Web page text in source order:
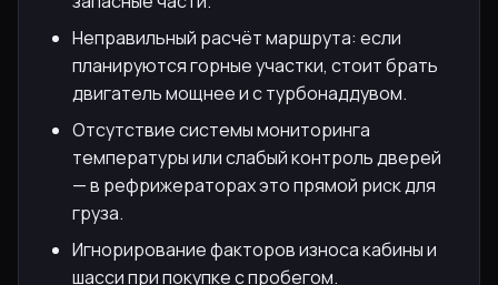
Неправильный расчёт маршрута: если
планируются горные участки, стоит брать
двигатель мощнее и с турбонаддувом.
Отсутствие системы мониторинга
температуры или слабый контроль дверей
— в рефрижераторах это прямой риск для
груза.
Игнорирование факторов износа кабины и
шасси при покупке с пробегом.